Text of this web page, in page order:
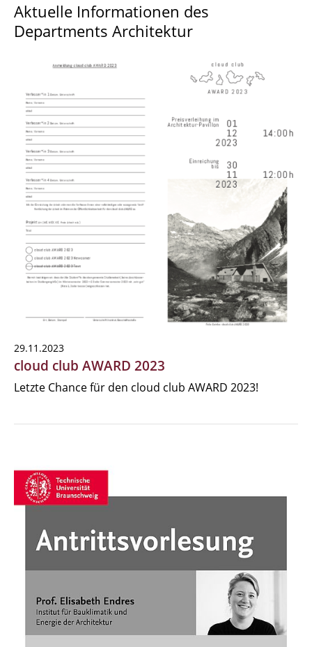
Aktuelle Informationen des
Departments Architektur
29.11.2023
cloud club AWARD 2023
Letzte Chance für den cloud club AWARD 2023!